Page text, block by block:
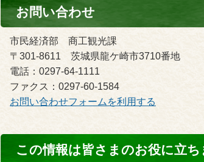
お問い合わせ
市民経済部 商工観光課
〒301-8611 茨城県龍ケ崎市3710番地
電話：0297-64-1111
ファクス：0297-60-1584
お問い合わせフォームを利用する
この情報は皆さまのお役に立ち